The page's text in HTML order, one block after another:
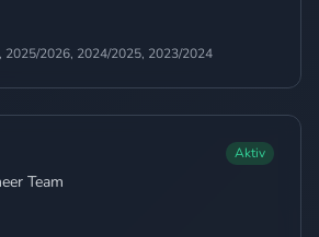
2025/2026, 2024/2025, 2023/2024
Aktiv
Team